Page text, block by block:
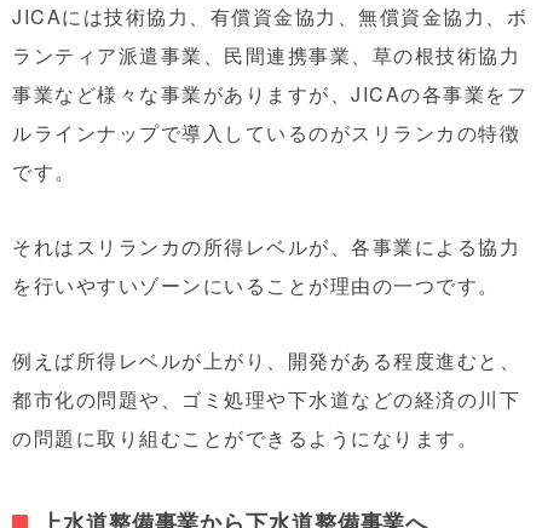
JICAには技術協力、有償資金協力、無償資金協力、ボ
ランティア派遣事業、民間連携事業、草の根技術協力
事業など様々な事業がありますが、JICAの各事業をフ
ルラインナップで導入しているのがスリランカの特徴
です。
それはスリランカの所得レベルが、各事業による協力
を行いやすいゾーンにいることが理由の一つです。
例えば所得レベルが上がり、開発がある程度進むと、
都市化の問題や、ゴミ処理や下水道などの経済の川下
の問題に取り組むことができるようになります。